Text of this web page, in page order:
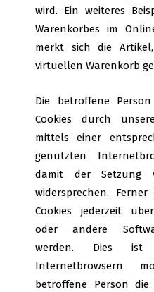
wird. Ein weiteres
Warenkorbes im
merkt sich die
virtuellen Warenkorb
Die betroffene
Cookies durch
mittels einer
genutzten
damit der Setzung
widersprechen.
Cookies jederzeit
oder andere
werden. Dies
Internetbrowsern
betroffene Person